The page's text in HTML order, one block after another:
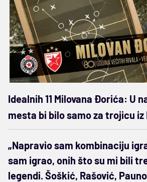
Idealnih 11 Milovana Đorića: U
mesta bi bilo samo za trojicu iz
„Napravio sam kombinaciju
sam igrao, onih što su mi bili
legendi. Šoškić, Rašović,